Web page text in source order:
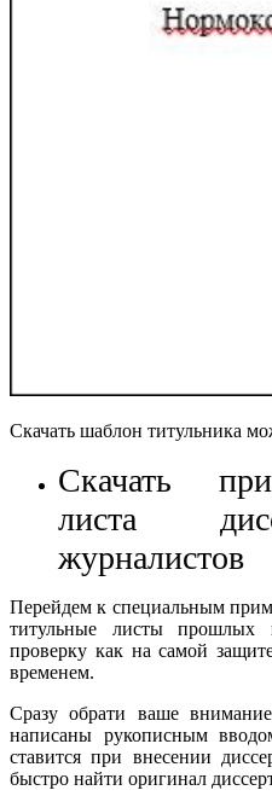
Скачать шаблон титульника
Скачать
листа
журналистов
Перейдем к специальным
титульные листы прошлых
проверку как на самой
временем.
Сразу обрати ваше
написаны рукописным
ставится при внесении
быстро найти оригинал